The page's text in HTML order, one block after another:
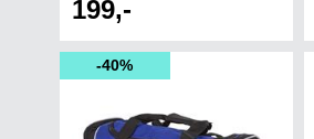
199,-
40%